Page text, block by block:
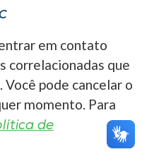
em contato
correlacionadas que
pode cancelar o
momento. Para
de